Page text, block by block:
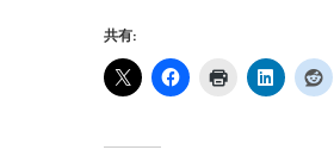
共有: